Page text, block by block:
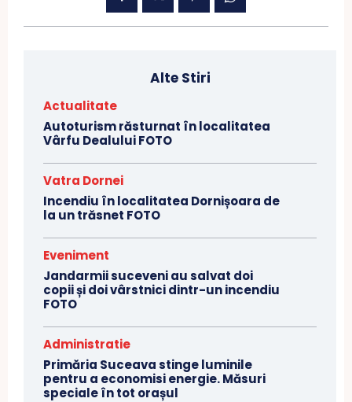
Alte Stiri
Actualitate
Autoturism răsturnat în localitatea
Vârfu Dealului FOTO
Vatra Dornei
Incendiu în localitatea Dornișoara de
la un trăsnet FOTO
Eveniment
Jandarmii suceveni au salvat doi
copii și doi vârstnici dintr-un incendiu
FOTO
Administratie
Primăria Suceava stinge luminile
pentru a economisi energie. Măsuri
speciale în tot orașul